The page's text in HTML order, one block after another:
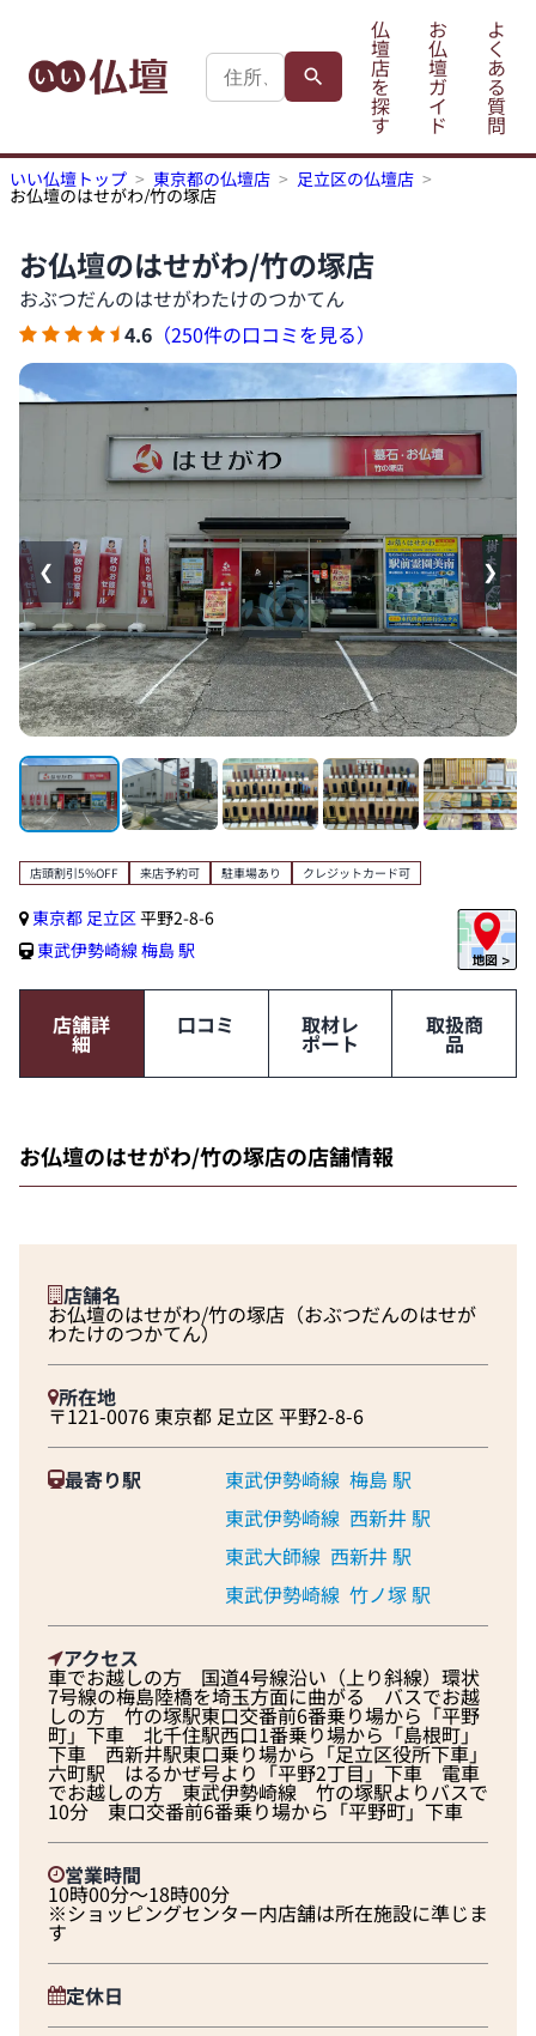
仏
壇
店
を
探
す
お
仏
壇
ガ
イ
ド
よ
く
あ
る
質
問
いい仏壇トップ 東京都の仏壇店 足立区の仏壇店
お仏壇のはせがわ/竹の塚店
お仏壇のはせがわ/竹の塚店
おぶつだんのはせがわたけのつかてん
4.6 （250件の口コミを見る）
❮ ❯
店頭割引5%OFF 来店予約可 駐車場あり クレジットカード可
東京都 足立区平野2-8-6
東武伊勢崎線梅島 駅
店舗詳
細
口コミ 取材レ
ポート
取扱商
品
お仏壇のはせがわ/竹の塚店の店舗情報
店舗名
お仏壇のはせがわ/竹の塚店（おぶつだんのはせが
わたけのつかてん）
所在地
〒121-0076 東京都 足立区 平野2-8-6
最寄り駅 東武伊勢崎線 梅島 駅
東武伊勢崎線 西新井 駅
東武大師線 西新井 駅
東武伊勢崎線 竹ノ塚 駅
アクセス
車でお越しの方 国道4号線沿い（上り斜線）環状
7号線の梅島陸橋を埼玉方面に曲がる バスでお越
しの方 竹の塚駅東口交番前6番乗り場から「平野
町」下車 北千住駅西口1番乗り場から「島根町」
下車 西新井駅東口乗り場から「足立区役所下車」
六町駅 はるかぜ号より「平野2丁目」下車 電車
でお越しの方 東武伊勢崎線 竹の塚駅よりバスで
10分 東口交番前6番乗り場から「平野町」下車
営業時間
10時00分～18時00分
※ショッピングセンター内店舗は所在施設に準じま
す
定休日